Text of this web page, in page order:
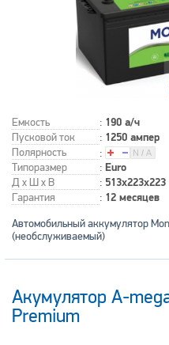
Емкость : 190 а/ч
Пусковой ток : 1250 ампер
Полярность
:
Типоразмер
: Euro
Д x Ш x В : 513x223x223
Гарантия : 12 месяцев
Автомобильный аккумулятор
(необслуживаемый)
Акумулятор A-
Premium